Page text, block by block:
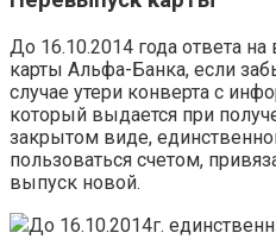
До 16.10.2014 года ответа
карты Альфа-Банка, если
случае утери конверта с
который выдается при
закрытом виде,
пользоваться счетом,
выпуск новой.
До 16.10.2014г.